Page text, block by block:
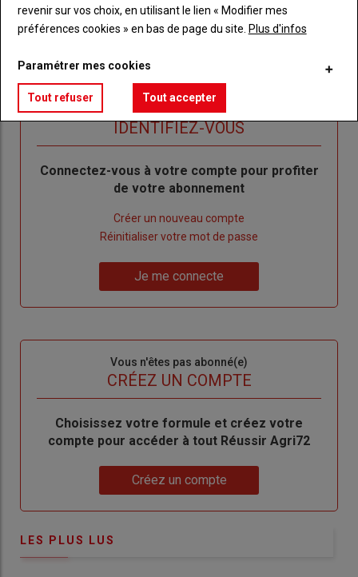
Publicité
Sous-
titre
Vous êtes abonné(e)
TITRE IDENTIFIEZ-VOUS
Body
Connectez-vous à votre compte pour profiter
de votre abonnement
Créer un nouveau compte
de
Réinitialiser votre mot de passe
me
Je me connecte
Vous n'êtes pas abonné(e)
CRÉEZ UN COMPTE
BodyChoisissez votre formule et créez votre
compte pour accéder à tout Réussir Agri72
Créez un compte
LES PLUS LUS
revenir sur vos choix, en utilisant le lien « Modifier mes
préférences cookies » en bas de page du site. Plus d'infos
Paramétrer mes cookies
Tout refuser Tout accepter